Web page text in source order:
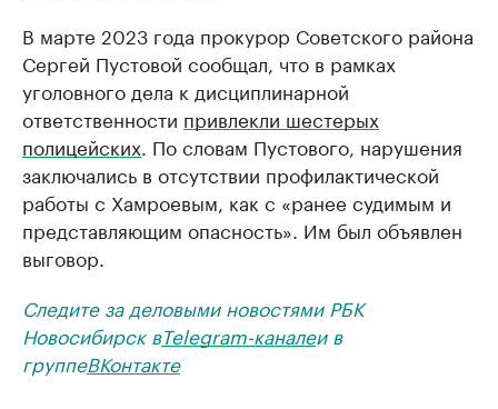
В марте 2023 года прокурор Советского района
Сергей Пустовой сообщал, что в рамках
уголовного дела к дисциплинарной
ответственности привлекли шестерых
полицейских . По словам Пустового, нарушения
заключались в отсутствии профилактической
работы с Хамроевым, как с «ранее судимым и
представляющим опасность». Им был объявлен
выговор.
Следите за деловыми новостями РБК
Новосибирск вTelegram-каналеи в
группеВКонтакте